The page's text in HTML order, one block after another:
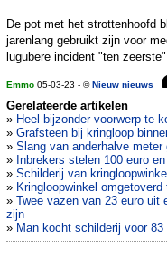
De pot met het strottenhoofd
jarenlang gebruikt zijn voor
lugubere incident "ten
Emmo 05-03-23 - ©Nieuw nieuws
Gerelateerde artikelen
» Heel bijzonder voorwerp te
» Grafsteen bij kringloop
» Slang van anderhalve
» Inbrekers stelen 100 euro
» Schilderij van
» Kringloopwinkel
» Twee vazen van 23 euro uit
zijn
» Man kocht schilderij voor